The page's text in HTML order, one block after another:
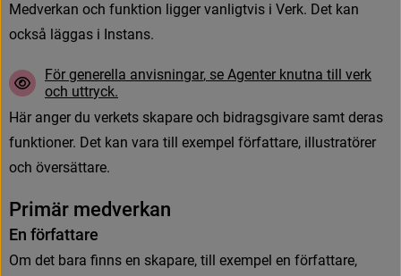
Medverkan och funktion ligger vanligtvis i Verk. Det kan
också läggas i Instans.
För generella anvisningar, se Agenter knutna till verk
och uttryck.
Här anger du verkets skapare och bidragsgivare samt deras
funktioner. Det kan vara till exempel författare, illustratörer
och översättare.
Primär medverkan
En författare
Om det bara fnns en skapare, till exempel en författare,